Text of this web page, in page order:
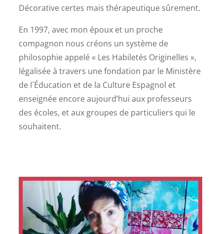
Décorative certes mais thérapeutique sûrement.
En 1997, avec mon époux et un proche
compagnon nous créons un système de
philosophie appelé « Les Habiletés Originelles »,
légalisée à travers une fondation par le Ministère
de l´Éducation et de la Culture Espagnol et
enseignée encore aujourd’hui aux professeurs
des écoles, et aux groupes de particuliers qui le
souhaitent.